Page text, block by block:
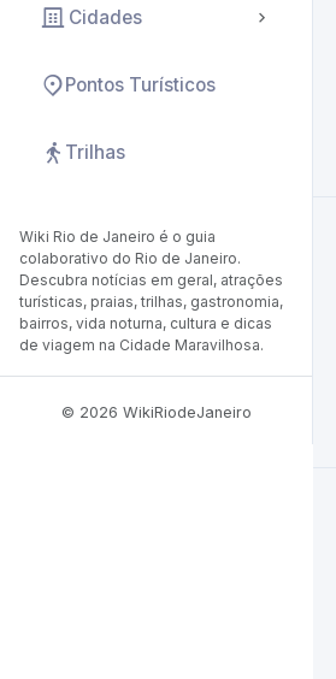
Cidades
Pontos Turísticos
Trilhas
Wiki Rio de Janeiro é o guia
colaborativo do Rio de Janeiro.
Descubra notícias em geral, atrações
turísticas, praias, trilhas, gastronomia,
bairros, vida noturna, cultura e dicas
de viagem na Cidade Maravilhosa.
© 2026 WikiRiodeJaneiro